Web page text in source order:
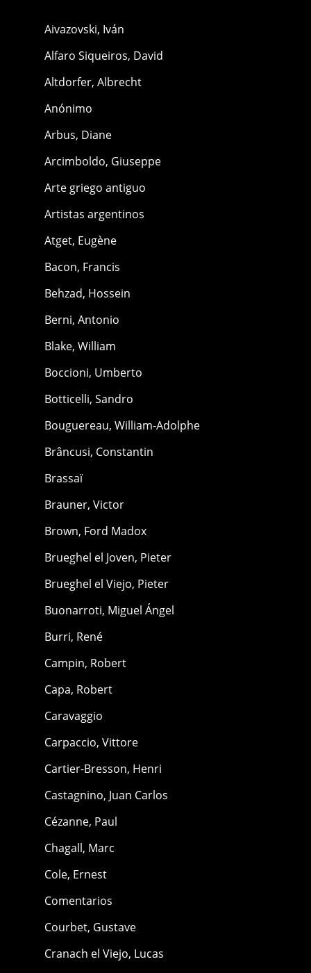
Aivazovski, Iván
Alfaro Siqueiros, David
Altdorfer, Albrecht
Anónimo
Arbus, Diane
Arcimboldo, Giuseppe
Arte griego antiguo
Artistas argentinos
Atget, Eugène
Bacon, Francis
Behzad, Hossein
Berni, Antonio
Blake, William
Boccioni, Umberto
Botticelli, Sandro
Bouguereau, William-Adolphe
Brâncusi, Constantin
Brassaï
Brauner, Victor
Brown, Ford Madox
Brueghel el Joven, Pieter
Brueghel el Viejo, Pieter
Buonarroti, Miguel Ángel
Burri, René
Campin, Robert
Capa, Robert
Caravaggio
Carpaccio, Vittore
Cartier-Bresson, Henri
Castagnino, Juan Carlos
Cézanne, Paul
Chagall, Marc
Cole, Ernest
Comentarios
Courbet, Gustave
Cranach el Viejo, Lucas